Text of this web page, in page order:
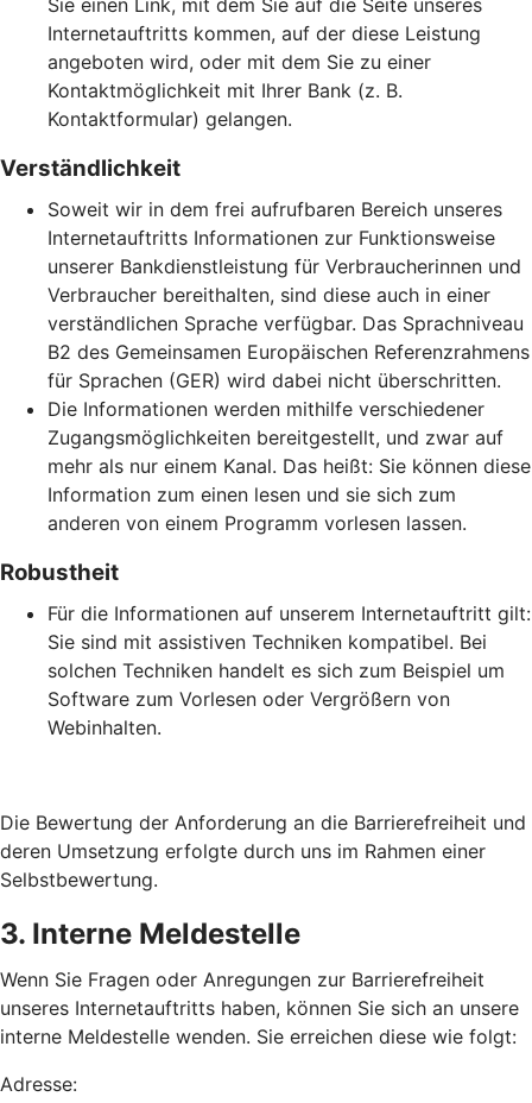
Sie einen Link, mit dem Sie auf die Seite unseres
Internetauftritts kommen, auf der diese Leistung
angeboten wird, oder mit dem Sie zu einer
Kontaktmöglichkeit mit Ihrer Bank (z. B.
Kontaktformular) gelangen.
Verständlichkeit
Soweit wir in dem frei aufrufbaren Bereich unseres
Internetauftritts Informationen zur Funktionsweise
unserer Bankdienstleistung für Verbraucherinnen und
Verbraucher bereithalten, sind diese auch in einer
verständlichen Sprache verfügbar. Das Sprachniveau
B2 des Gemeinsamen Europäischen Referenzrahmens
für Sprachen (GER) wird dabei nicht überschritten.
Die Informationen werden mithilfe verschiedener
Zugangsmöglichkeiten bereitgestellt, und zwar auf
mehr als nur einem Kanal. Das heißt: Sie können diese
Information zum einen lesen und sie sich zum
anderen von einem Programm vorlesen lassen.
Robustheit
Für die Informationen auf unserem Internetauftritt gilt:
Sie sind mit assistiven Techniken kompatibel. Bei
solchen Techniken handelt es sich zum Beispiel um
Software zum Vorlesen oder Vergrößern von
Webinhalten.
Die Bewertung der Anforderung an die Barrierefreiheit und
deren Umsetzung erfolgte durch uns im Rahmen einer
Selbstbewertung.
3. Interne Meldestelle
Wenn Sie Fragen oder Anregungen zur Barrierefreiheit
unseres Internetauftritts haben, können Sie sich an unsere
interne Meldestelle wenden. Sie erreichen diese wie folgt:
Adresse: